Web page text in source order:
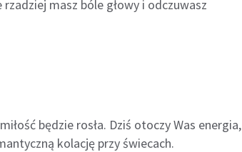
masz bóle głowy i odczuwasz
będzie rosła. Dziś otoczy Was energia,
kolację przy świecach.